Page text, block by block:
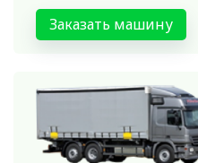
Заказать машину